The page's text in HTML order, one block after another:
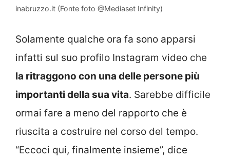
inabruzzo.it (Fonte foto @Mediaset Infinity)
Solamente qualche ora fa sono apparsi
infatti sul suo profilo Instagram video che
la ritraggono con una delle persone più
importanti della sua vita. Sarebbe difficile
ormai fare a meno del rapporto che è
riuscita a costruire nel corso del tempo.
“Eccoci qui, finalmente insieme”, dice